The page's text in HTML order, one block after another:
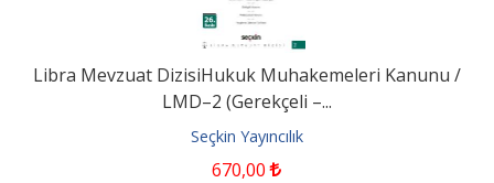
Libra Mevzuat DizisiHukuk Muhakemeleri Kanunu /
LMD–2 (Gerekçeli –...
Seçkin Yayıncılık
670,00